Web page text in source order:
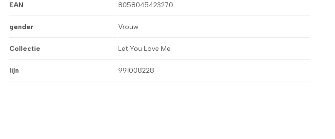
EAN 8058045423270
gender Vrouw
Collectie Let You Love Me
lijn 991008228